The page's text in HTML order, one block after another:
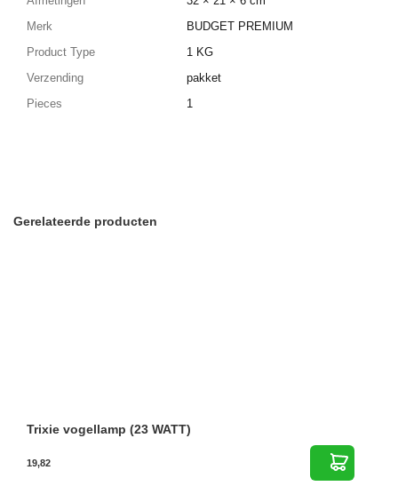
Merk
BUDGET PREMIUM
Product Type
1 KG
Verzending
pakket
Pieces
1
Gerelateerde producten
Trixie vogellamp (23 WATT)
19,82